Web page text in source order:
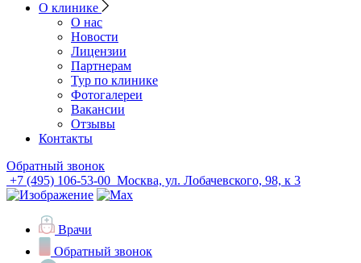
О клинике
О нас
Новости
Лицензии
Партнерам
Тур по клинике
Фотогалереи
Вакансии
Отзывы
Контакты
Обратный звонок
+7 (495) 106-53-00 Москва, ул. Лобачевского, 98, к 3
Врачи
Обратный звонок